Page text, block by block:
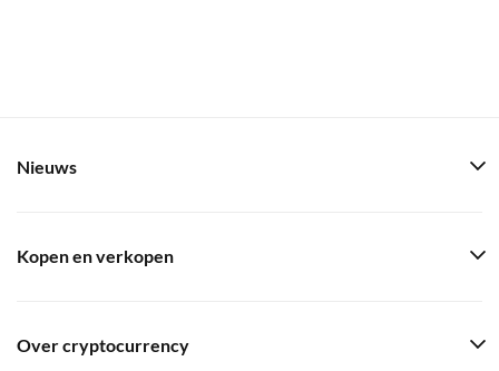
Nieuws
Kopen en verkopen
Over cryptocurrency